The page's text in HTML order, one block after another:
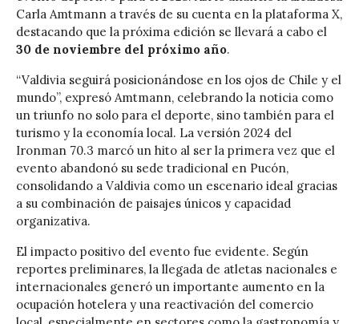
Carla Amtmann a través de su cuenta en la plataforma X,
destacando que la próxima edición se llevará a cabo el
30 de noviembre del próximo año.
“Valdivia seguirá posicionándose en los ojos de Chile y el
mundo”, expresó Amtmann, celebrando la noticia como
un triunfo no solo para el deporte, sino también para el
turismo y la economía local. La versión 2024 del
Ironman 70.3 marcó un hito al ser la primera vez que el
evento abandonó su sede tradicional en Pucón,
consolidando a Valdivia como un escenario ideal gracias
a su combinación de paisajes únicos y capacidad
organizativa.
El impacto positivo del evento fue evidente. Según
reportes preliminares, la llegada de atletas nacionales e
internacionales generó un importante aumento en la
ocupación hotelera y una reactivación del comercio